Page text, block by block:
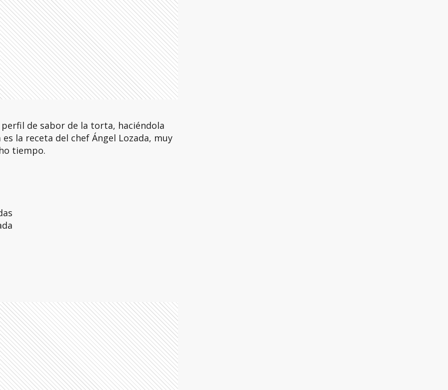
de sabor de la torta, haciéndola
la receta del chef Ángel Lozada, muy
tiempo.